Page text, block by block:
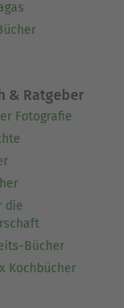
& Ratgeber
Fotografie
die
Bücher
Kochbücher